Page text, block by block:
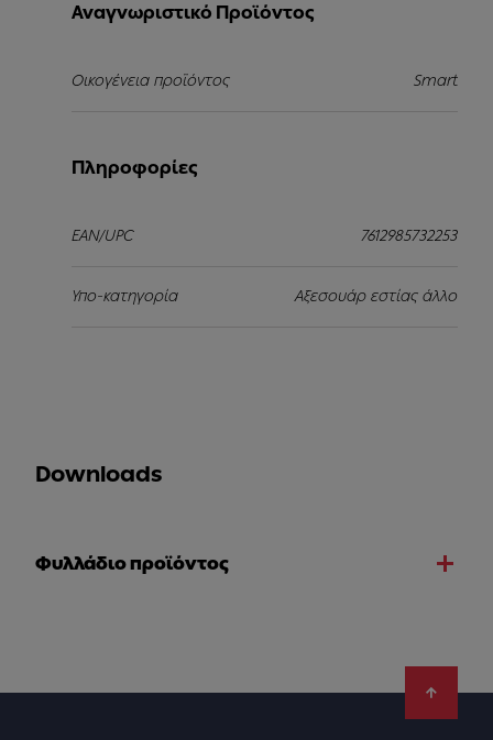
Αναγνωριστικό Προϊόντος
Οικογένεια προϊόντος Smart
Πληροφορίες
EAN/UPC 7612985732253
Υπο-κατηγορία Αξεσουάρ εστίας άλλο
Downloads
Φυλλάδιο προϊόντος